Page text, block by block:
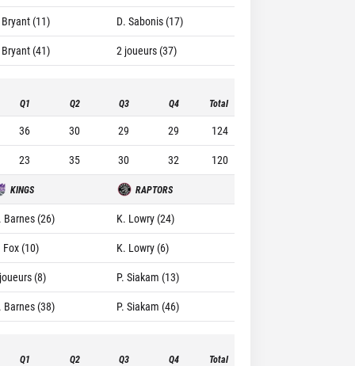
Bryant (11)
D. Sabonis (17)
Bryant (41)
2 joueurs (37)
Q1 Q2 Q3 Q4 Total
36 30 29 29
124
23
35 30 32 120
KINGS RAPTORS
Barnes (26)
K. Lowry (24)
Fox (10)
K. Lowry (6)
(8)
P. Siakam (13)
Barnes (38)
P. Siakam (46)
Q1 Q2 Q3 Q4 Total